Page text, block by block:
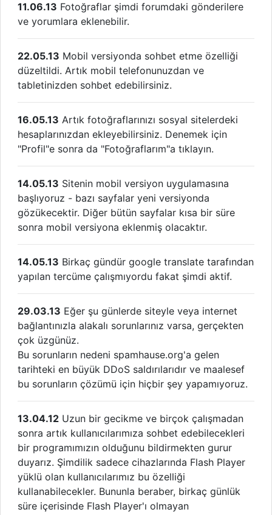
11.06.13 Fotoğraflar şimdi forumdaki gönderilere
ve yorumlara eklenebilir.
22.05.13 Mobil versiyonda sohbet etme özelliği
düzeltildi. Artık mobil telefonunuzdan ve
tabletinizden sohbet edebilirsiniz.
16.05.13 Artık fotoğraflarınızı sosyal sitelerdeki
hesaplarınızdan ekleyebilirsiniz. Denemek için
"Profil"e sonra da "Fotoğraflarım"a tıklayın.
14.05.13 Sitenin mobil versiyon uygulamasına
başlıyoruz - bazı sayfalar yeni versiyonda
gözükecektir. Diğer bütün sayfalar kısa bir süre
sonra mobil versiyona eklenmiş olacaktır.
14.05.13 Birkaç gündür google translate tarafından
yapılan tercüme çalışmıyordu fakat şimdi aktif.
29.03.13 Eğer şu günlerde siteyle veya internet
bağlantınızla alakalı sorunlarınız varsa, gerçekten
çok üzgünüz.
Bu sorunların nedeni spamhause.org'a gelen
tarihteki en büyük DDoS saldırılarıdır ve maalesef
bu sorunların çözümü için hiçbir şey yapamıyoruz.
13.04.12 Uzun bir gecikme ve birçok çalışmadan
sonra artık kullanıcılarımıza sohbet edebilecekleri
bir programımızın olduğunu bildirmekten gurur
duyarız. Şimdilik sadece cihazlarında Flash Player
yüklü olan kullanıcılarımız bu özelliği
kullanabilecekler. Bununla beraber, birkaç günlük
süre içerisinde Flash Player'ı olmayan